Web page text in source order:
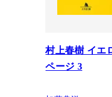
村上春樹 イエ
ページ 3